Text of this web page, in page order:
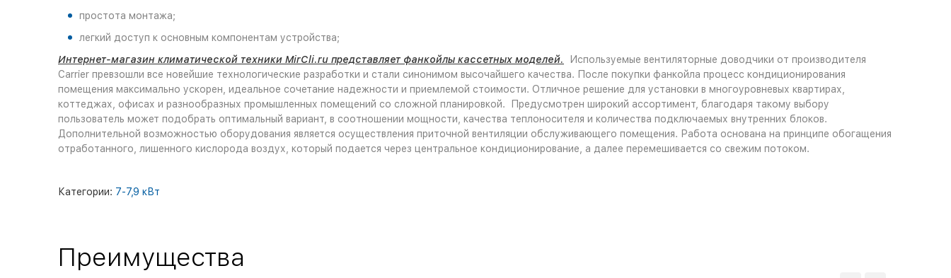
простота монтажа;
легкий доступ к основным компонентам устройства;
Интернет-магазин климатической техники MirCli.ru представляет фанкойлы кассетных моделей.
Используемые вентиляторные доводчики от производителя
Carrier превзошли все новейшие технологические разработки и стали синонимом высочайшего качества. После покупки фанкойла процесс кондиционирования
помещения максимально ускорен, идеальное сочетание надежности и приемлемой стоимости. Отличное решение для установки в многоуровневых квартирах,
коттеджах, офисах и разнообразных промышленных помещений со сложной планировкой. Предусмотрен широкий ассортимент, благодаря такому выбору
пользователь может подобрать оптимальный вариант, в соотношении мощности, качества теплоносителя и количества подключаемых внутренних блоков.
Дополнительной возможностью оборудования является осуществления приточной вентиляции обслуживающего помещения. Работа основана на принципе обогащения
отработанного, лишенного кислорода воздух, который подается через центральное кондиционирование, а далее перемешивается со свежим потоком.
Категории: 7-7,9 кВт
Преимущества